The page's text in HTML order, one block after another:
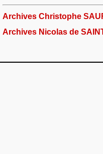
Archives Christophe
Archives Nicolas de